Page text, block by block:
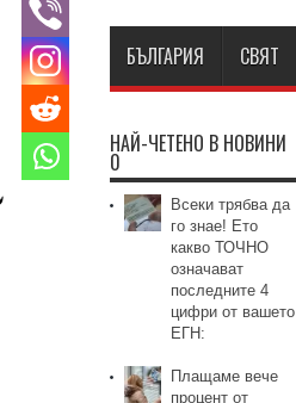
БЪЛГАРИЯ СВЯТ
НАЙ-ЧЕТЕНО В НОВИНИ
0
Всеки трябва да
го знае! Ето
какво ТОЧНО
означават
последните 4
цифри от вашето
ЕГН:
Плащаме вече
процент от